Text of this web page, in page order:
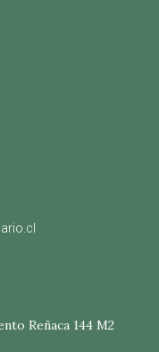
Reñaca 144 M2